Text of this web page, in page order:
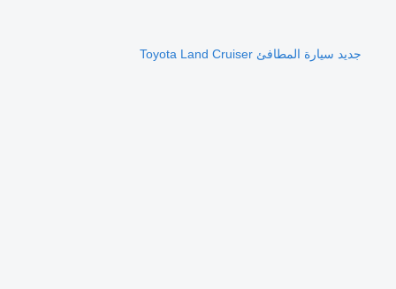
جديد سيارة المطافئ Toyota Land Cruiser